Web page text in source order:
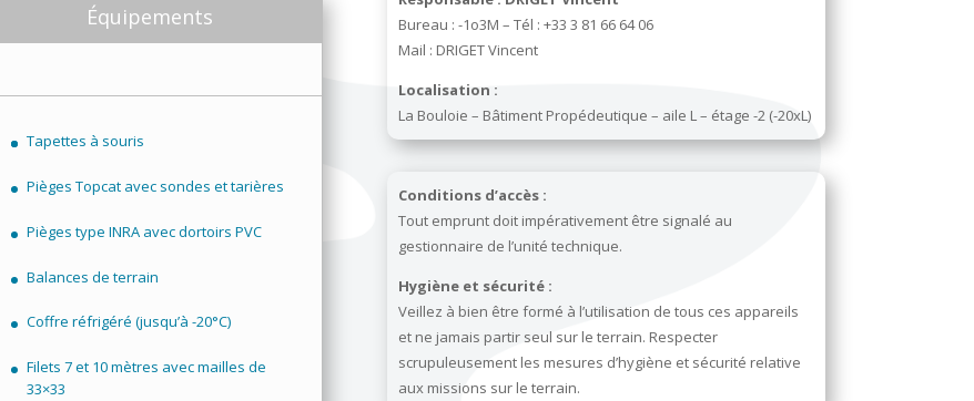
Équipements
Tapettes à souris
Pièges Topcat avec sondes et tarières
Pièges type INRA avec dortoirs PVC
Balances de terrain
Coffre réfrigéré (jusqu’à -20°C)
Filets 7 et 10 mètres avec mailles de
33×33
Bureau : -1o3M – Tél : +33 3 81 66 64 06
Mail : DRIGET Vincent
Localisation :
La Bouloie – Bâtiment Propédeutique – aile L – étage -2 (-20xL)
Conditions d’accès :
Tout emprunt doit impérativement être signalé au
gestionnaire de l’unité technique.
Hygiène et sécurité :
Veillez à bien être formé à l’utilisation de tous ces appareils
et ne jamais partir seul sur le terrain. Respecter
scrupuleusement les mesures d’hygiène et sécurité relative
aux missions sur le terrain.